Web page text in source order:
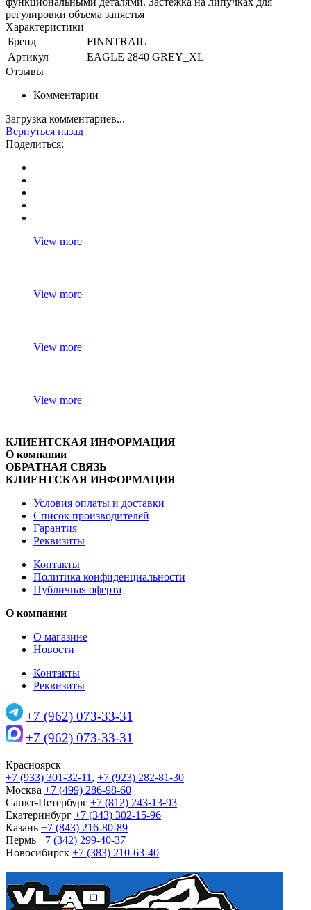
регулировки объема запястья
Характеристики
Бренд
FINNTRAIL
Артикул
EAGLE 2840 GREY_XL
Отзывы
Комментарии
Загрузка комментариев...
Вернуться назад
Поделиться:
View more
View more
View more
View more
КЛИЕНТСКАЯ ИНФОРМАЦИЯ
О компании
ОБРАТНАЯ СВЯЗЬ
КЛИЕНТСКАЯ ИНФОРМАЦИЯ
Условия оплаты и доставки
Список производителей
Гарантия
Реквизиты
Контакты
Политика конфиденциальности
Публичная оферта
О компании
О магазине
Новости
Контакты
Реквизиты
+7 (962) 073-33-31
+7 (962) 073-33-31
Красноярск
+7 (933) 301-32-11 , +7 (923) 282-81-30
Москва +7 (499) 286-98-60
Санкт-Петербург +7 (812) 243-13-93
Екатеринбург +7 (343) 302-15-96
Казань +7 (843) 216-80-89
Пермь +7 (342) 299-40-37
Новосибирск +7 (383) 210-63-40